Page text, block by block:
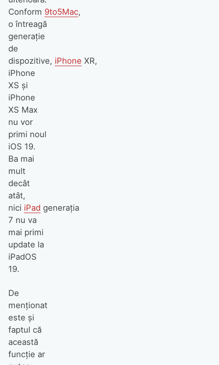
Conform 9to5Mac,
o întreagă
generație
de
dispozitive, iPhone XR,
iPhone
XS și
iPhone
XS Max
nu vor
primi noul
iOS 19.
Ba mai
mult
decât
atât,
nici iPad generația
7 nu va
mai primi
update la
iPadOS
19.
De
menționat
este și
faptul că
această
funcție ar